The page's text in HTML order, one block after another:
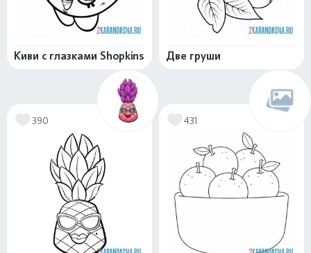
Киви с глазками Shopkins Две груши
390 431